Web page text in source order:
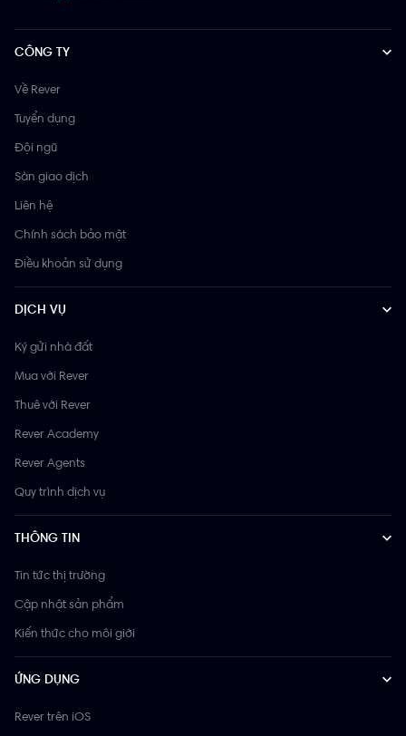
CÔNG TY
Về Rever
Tuyển dụng
Đội ngũ
Sàn giao dịch
Liên hệ
Chính sách bảo mật
Điều khoản sử dụng
DỊCH VỤ
Ký gửi nhà đất
Mua với Rever
Thuê với Rever
Rever Academy
Rever Agents
Quy trình dịch vụ
THÔNG TIN
Tin tức thị trường
Cập nhật sản phẩm
Kiến thức cho môi giới
ỨNG DỤNG
Rever trên iOS